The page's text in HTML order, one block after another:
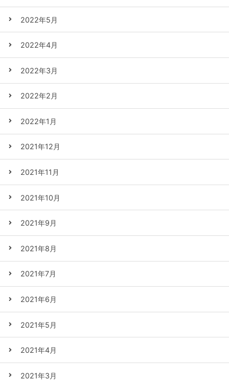
2022年5月
2022年4月
2022年3月
2022年2月
2022年1月
2021年12月
2021年11月
2021年10月
2021年9月
2021年8月
2021年7月
2021年6月
2021年5月
2021年4月
2021年3月